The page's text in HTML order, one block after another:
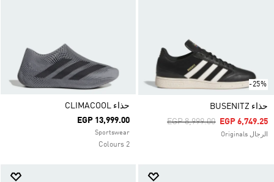
-25%
حذاء BUSENITZ
Price Reduced From
EGP 8,999.00ToEGP 6,749.25
الرجال Originals
حذاء CLIMACOOL
EGP 13,999.00
Sportswear
2 Colours